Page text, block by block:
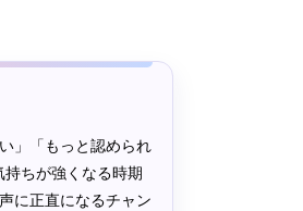
」「もっと認められ
ちが強くなる時期
に正直になるチャン